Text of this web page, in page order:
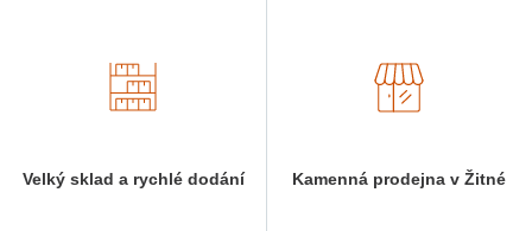
Velký sklad a rychlé dodání Kamenná prodejna v Žitné